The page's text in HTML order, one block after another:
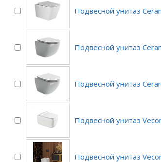
Подвесной унитаз
Подвесной унитаз
Подвесной унитаз
Подвесной унитаз
Подвесной унитаз